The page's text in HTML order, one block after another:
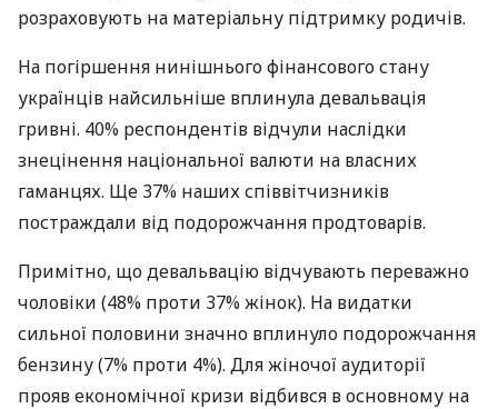
розраховують на матеріальну підтримку родичів.
На погіршення нинішнього фінансового стану
українців найсильніше вплинула девальвація
гривні. 40% респондентів відчули наслідки
знецінення національної валюти на власних
гаманцях. Ще 37% наших співвітчизників
постраждали від подорожчання продтоварів.
Примітно, що девальвацію відчувають переважно
чоловіки (48% проти 37% жінок). На видатки
сильної половини значно вплинуло подорожчання
бензину (7% проти 4%). Для жіночої аудиторії
прояв економічної кризи відбився в основному на